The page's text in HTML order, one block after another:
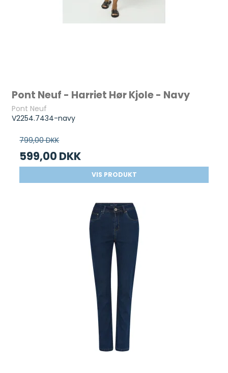
Pont Neuf - Harriet Hør Kjole - Navy
Pont Neuf
V2254.7434-navy
799,00 DKK
599,00 DKK
VIS PRODUKT